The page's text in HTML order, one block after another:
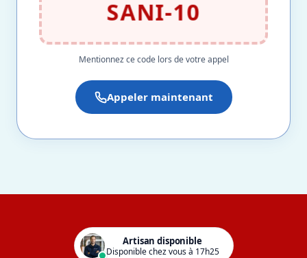
SANI-10
Mentionnez ce code lors de votre appel
Appeler maintenant
Artisan disponible
Disponible chez vous à 17h25